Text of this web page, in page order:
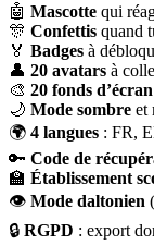
🤖 Mascotte qui
🎊 Confettis quand
🏅 Badges à
👤 20 avatars à
🎨 20 fonds d’écran
🌙 Mode sombre et
🌍 4 langues : FR,
🔑 Code de
🏫 Établissement
👁 Mode daltonien
🔒 RGPD : export